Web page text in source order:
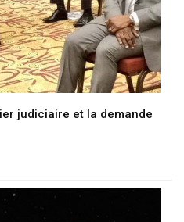
judiciaire et la demande